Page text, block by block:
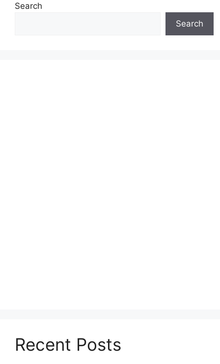
Search
Search
Recent Posts